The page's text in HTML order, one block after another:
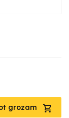
grozam